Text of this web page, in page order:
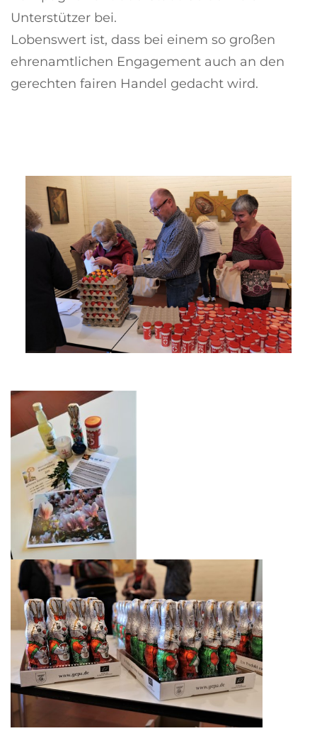
Unterstützer bei.
Lobenswert ist, dass bei einem so großen
ehrenamtlichen Engagement auch an den
gerechten fairen Handel gedacht wird.